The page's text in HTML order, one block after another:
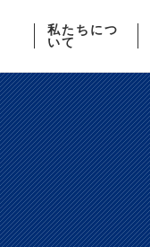
私たちにつ
いて